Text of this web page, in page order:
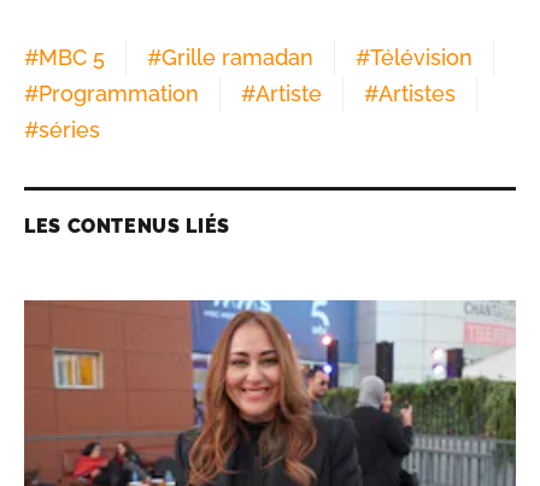
#MBC 5 #Grille ramadan #Télévision
#Programmation #Artiste #Artistes
#séries
LES CONTENUS LIÉS